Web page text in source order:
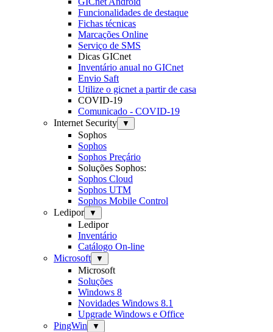
Funcionalidades de destaque
Fichas técnicas
Marcações Online
Serviço de SMS
Dicas GICnet
Inventário anual no GICnet
Envio Saft
Utilize o gicnet a partir de casa
COVID-19
Comunicado - COVID-19
Internet Security
▼
Sophos
Sophos
Sophos Preçário
Soluções Sophos:
Sophos Cloud
Sophos UTM
Sophos Mobile Control
Ledipor
▼
Ledipor
Inventário
Catálogo On-line
Microsoft
▼
Microsoft
Soluções
Windows 8
Novidades Windows 8.1
Upgrade Windows e Office
PingWin
▼